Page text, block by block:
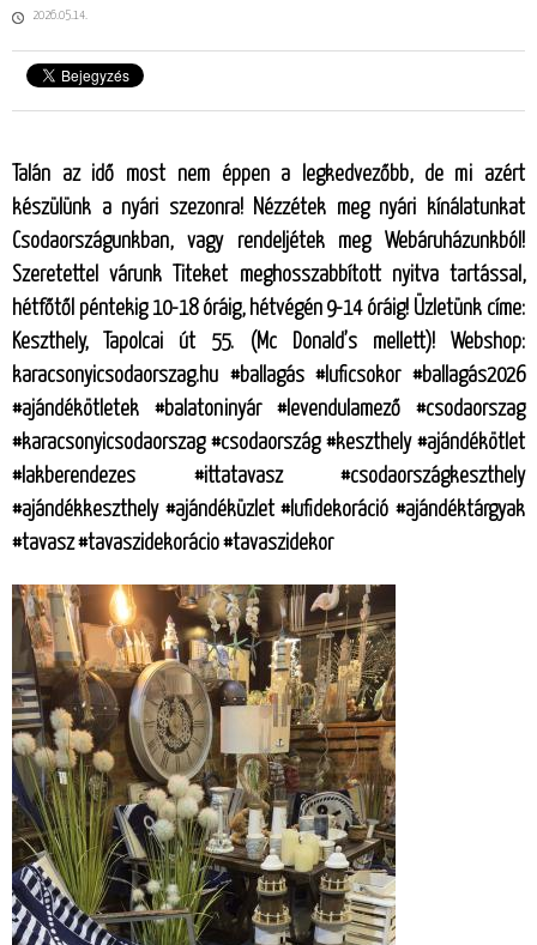
2026.05.14.
Talán az idő most nem éppen a legkedvezőbb, de mi azért
készülünk a nyári szezonra! Nézzétek meg nyári kínálatunkat
Csodaországunkban, vagy rendeljétek meg Webáruházunkból!
Szeretettel várunk Titeket meghosszabbított nyitva tartással,
hétfőtől péntekig 10-18 óráig, hétvégén 9-14 óráig! Üzletünk címe:
Keszthely, Tapolcai út 55. (Mc Donald’s mellett)! Webshop:
karacsonyicsodaorszag.hu #ballagás #luficsokor #ballagás2026
#ajándékötletek #balatoninyár #levendulamező #csodaorszag
#karacsonyicsodaorszag #csodaország #keszthely #ajándékötlet
#lakberendezes #ittatavasz #csodaországkeszthely
#ajándékkeszthely #ajándéküzlet #lufidekoráció #ajándéktárgyak
#tavasz #tavaszidekorácio #tavaszidekor